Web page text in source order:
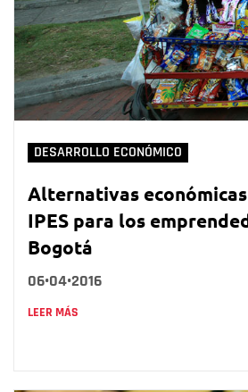
DESARROLLO ECONÓMICO
Alternativas
IPES para los
Bogotá
06•04•2016
LEER MÁS